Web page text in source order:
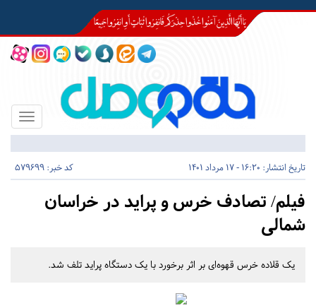
Toggle
تاریخ انتشار: 16:20 - 17 مرداد 1401 کد خبر: 579699
فیلم/ تصادف خرس و پراید در خراسان
شمالی
یک قلاده خرس قهوه‌ای بر اثر برخورد با یک دستگاه پراید تلف شد.